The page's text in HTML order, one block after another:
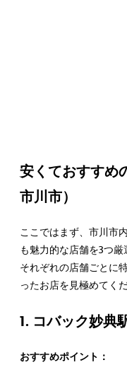
安くておすすめ
市川市）
ここではまず、市川市
も魅力的な店舗を3つ厳
それぞれの店舗ごとに
ったお店を見極めてくだ
1. コバック妙典
おすすめポイント：